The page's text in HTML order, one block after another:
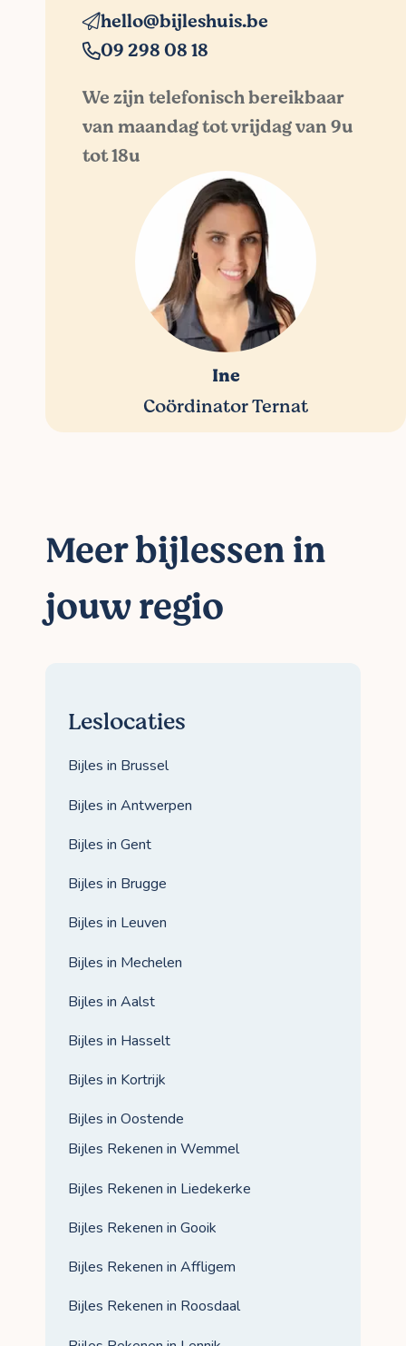
hello@bijleshuis.be
09 298 08 18
We zijn telefonisch bereikbaar
van maandag tot vrijdag van 9u
tot 18u
Ine
Coördinator Ternat
Meer bijlessen in
jouw regio
Leslocaties
Bijles in Brussel
Bijles in Antwerpen
Bijles in Gent
Bijles in Brugge
Bijles in Leuven
Bijles in Mechelen
Bijles in Aalst
Bijles in Hasselt
Bijles in Kortrijk
Bijles in Oostende
Bijles Rekenen in Wemmel
Bijles Rekenen in Liedekerke
Bijles Rekenen in Gooik
Bijles Rekenen in Affligem
Bijles Rekenen in Roosdaal